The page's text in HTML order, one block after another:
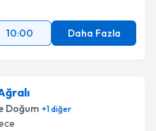
10:00 Daha Fazla
Doğum +1diğer